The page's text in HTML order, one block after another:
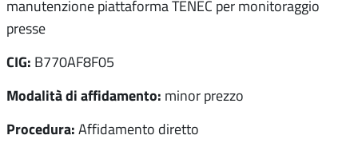
manutenzione piattaforma TENEC per monitoraggio
presse
CIG: B770AF8F05
Modalità di affidamento: minor prezzo
Procedura: Affidamento diretto